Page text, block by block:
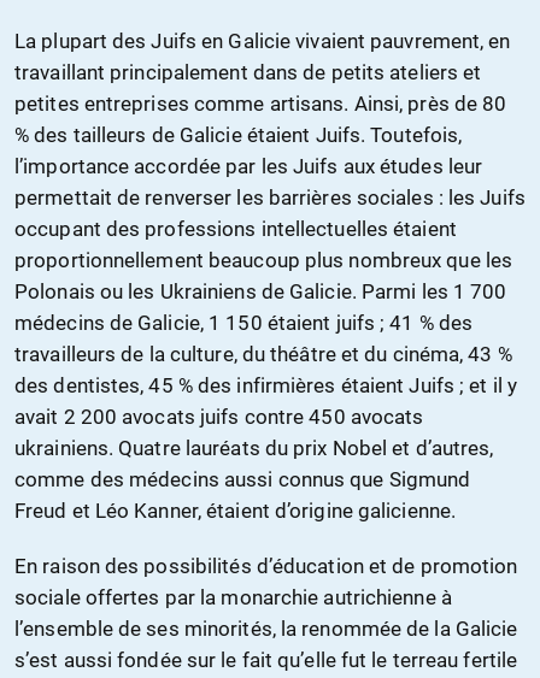
La plupart des Juifs en Galicie vivaient pauvrement, en
travaillant principalement dans de petits ateliers et
petites entreprises comme artisans. Ainsi, près de 80
% des tailleurs de Galicie étaient Juifs. Toutefois,
l’importance accordée par les Juifs aux études leur
permettait de renverser les barrières sociales : les Juifs
occupant des professions intellectuelles étaient
proportionnellement beaucoup plus nombreux que les
Polonais ou les Ukrainiens de Galicie. Parmi les 1 700
médecins de Galicie, 1 150 étaient juifs ; 41 % des
travailleurs de la culture, du théâtre et du cinéma, 43 %
des dentistes, 45 % des infirmières étaient Juifs ; et il y
avait 2 200 avocats juifs contre 450 avocats
ukrainiens. Quatre lauréats du prix Nobel et d’autres,
comme des médecins aussi connus que Sigmund
Freud et Léo Kanner, étaient d’origine galicienne.
En raison des possibilités d’éducation et de promotion
sociale offertes par la monarchie autrichienne à
l’ensemble de ses minorités, la renommée de la Galicie
s’est aussi fondée sur le fait qu’elle fut le terreau fertile